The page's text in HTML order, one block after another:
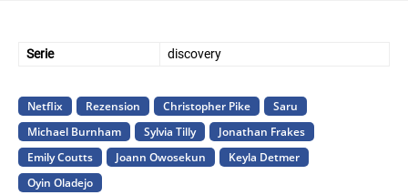
Serie discovery
Netflix Rezension Christopher Pike
Saru
Michael Burnham
Sylvia Tilly
Jonathan Frakes
Emily Coutts
Joann Owosekun
Keyla Detmer
Oyin Oladejo